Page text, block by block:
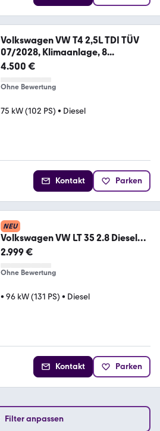
Volkswagen VW T4 2,5L TDI TÜV
07/2028, Klimaanlage, 8...
4.500 €
Ohne Bewertung
75 kW (102 PS) • Diesel
Kontakt Parken
NEU
Volkswagen VW LT 35 2.8 Diesel
Mittel Hoch Lang 1999 ...
2.999 €
Ohne Bewertung
• 96 kW (131 PS) • Diesel
Kontakt Parken
Filter anpassen